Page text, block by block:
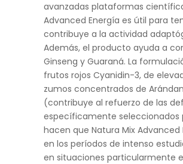
avanzadas plataformas
Advanced Energía es útil para
contribuye a la actividad
Además, el producto ayuda a
Ginseng y Guaraná. La
frutos rojos Cyanidin-3, de
zumos concentrados de
(contribuye al refuerzo de las
específicamente seleccionados
hacen que Natura Mix
en los períodos de intenso
en situaciones particularmente